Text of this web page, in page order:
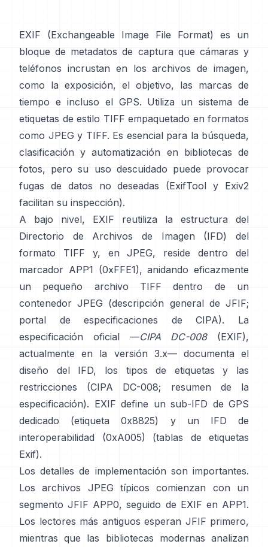
EXIF (Exchangeable Image File Format) es un
bloque de metadatos de captura que cámaras y
teléfonos incrustan en los archivos de imagen,
como la exposición, el objetivo, las marcas de
tiempo e incluso el GPS. Utiliza un sistema de
etiquetas de estilo TIFF empaquetado en formatos
como JPEG y TIFF. Es esencial para la búsqueda,
clasificación y automatización en bibliotecas de
fotos, pero su uso descuidado puede provocar
fugas de datos no deseadas (ExifTool y Exiv2
facilitan su inspección).
A bajo nivel, EXIF reutiliza la estructura del
Directorio de Archivos de Imagen (IFD) del
formato TIFF y, en JPEG, reside dentro del
marcador APP1 (0xFFE1), anidando eficazmente
un pequeño archivo TIFF dentro de un
contenedor JPEG (descripción general de JFIF;
portal de especificaciones de CIPA). La
especificación oficial —CIPA DC-008(EXIF),
actualmente en la versión 3.x— documenta el
diseño del IFD, los tipos de etiquetas y las
restricciones (CIPA DC-008; resumen de la
especificación). EXIF define un sub-IFD de GPS
dedicado (etiqueta 0x8825) y un IFD de
interoperabilidad (0xA005) (tablas de etiquetas
Exif).
Los detalles de implementación son importantes.
Los archivos JPEG típicos comienzan con un
segmento JFIF APP0, seguido de EXIF en APP1.
Los lectores más antiguos esperan JFIF primero,
mientras que las bibliotecas modernas analizan